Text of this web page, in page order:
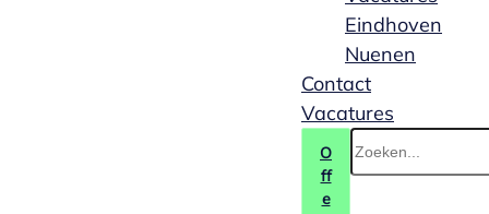
Eindhoven
Nuenen
Contact
Vacatures
O
ff
e